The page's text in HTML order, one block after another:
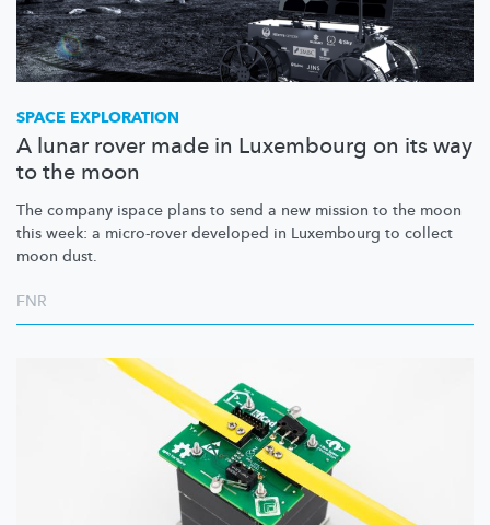
SPACE EXPLORATION
A lunar rover made in Luxembourg on its way
to the moon
The company ispace plans to send a new mission to the moon
this week: a micro-rover developed in Luxembourg to collect
moon dust.
FNR